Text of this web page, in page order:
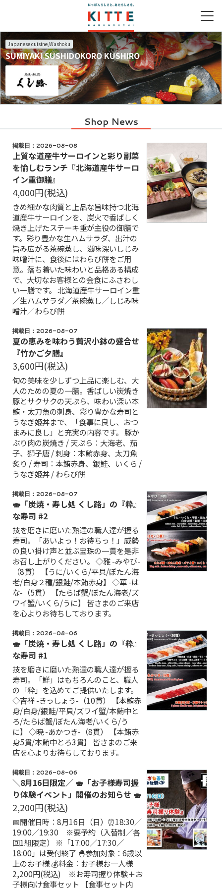
営業時間
アクセス
ファッション＆グッズ
ライフスタイルグッズ
フード＆レストラン
サービス
グルメガイドTOP
レストラン一覧
カフェ一覧
季節のメニュー
キッズメニュー一覧
取り扱いショップ一覧
新着ギフト
シネマガイドTOP
新着ギフト
キッズガイドTOP
Japanese cuisine,Washoku
SUMIYAKI SUSHIDOKORO KUSHIRO
Shop News
掲載日：2026-08-08
上質な道産牛サーロインと彩り副菜
を愉しむランチ『北海道産牛サーロ
イン重御膳』
4,000円(税込)
きめ細かな肉質と上品な旨味持つ北海
道産牛サーロインを、炭火で香ばしく
焼き上げたステーキ重が主役の御膳で
す。彩り豊かな生ハムサラダ、出汁の
旨み広がる茶碗蒸し、滋味深いしじみ
味噌汁に、食後にはわらび餅をご用
意。落ち着いた味わいと品格ある構成
で、大切なお客様との会食にふさわし
い一膳です。 北海道産牛サーロイン重
／生ハムサラダ／茶碗蒸し／しじみ味
噌汁／わらび餅
掲載日：2026-08-07
夏の恵みを味わう贅沢小鉢の盛合せ
『竹かご夕膳』
3,600円(税込)
旬の美味を少しずつ上品に楽しむ、大
人のための夏の一膳。香ばしい炭焼き
豚とサクサクの天ぷら、味わい深い本
鮪・太刀魚の刺身、彩り豊かな寿司と
うなぎ姫丼まで、「食事に良し、おつ
まみに良し」と充実の内容です。 豚か
ぶり肉の炭焼き / 天ぷら：大海老、茄
子、獅子唐 / 刺身：本鮪赤身、太刀魚
炙り / 寿司：本鮪赤身、銀鮭、いくら /
うなぎ姫丼 / わらび餅
掲載日：2026-08-07
🍣「炭焼・寿し処 くし路」の『粋』
な寿司 #2
技を磨きに磨いた熟達の職人達が握る
寿司。「あいよっ！お待ちっ！」威勢
の良い掛け声と並ぶ宝珠の一貫を是非
お召し上がりください。 ◇雅 -みやび-
（8貫） 【うに/いくら/平貝/ぼたん海
老/白身２種/銀鮭/本鮪赤身】 ◇華 -は
な-（5貫） 【たらば蟹/ぼたん海老/ズ
ワイ蟹/いくら/うに】 皆さまのご来店
を心よりお待ちしております。
掲載日：2026-08-06
🍣「炭焼・寿し処 くし路」の『粋』
な寿司 #1
技を磨きに磨いた熟達の職人達が握る
寿司。「鮮」はもちろんのこと、職人
の「粋」を込めてご提供いたします。
◇吉祥 -きっしょう-（10貫） 【本鮪赤
身/白身/銀鮭/平貝/ズワイ蟹/本鮪中と
ろ/たらば蟹/ぼたん海老/いくら/う
に】 ◇暁 -あかつき-（8貫） 【本鮪赤
身5貫/本鮪中とろ3貫】 皆さまのご来
店を心よりお待ちしております。
掲載日：2026-08-06
＼8月16日限定／ 🍣「お子様寿司握
り体験イベント」開催のお知らせ 🍣
2,200円(税込)
📅開催日時：8月16日（日）⏰18:30／
19:00／19:30 ※要予約（入替制／各
回1組限定） ※「17:00／17:30／
18:00」は受付終了 🐣参加対象：6歳以
上のお子様 💰料金：お子様お一人様
2,200円(税込) ※お寿司握り体験＋お
子様向け食事セット 【食事セット内